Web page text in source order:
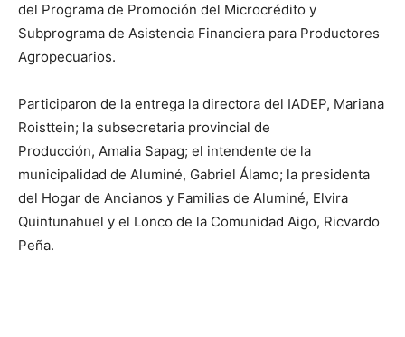
del Programa de Promoción del Microcrédito y
Subprograma de Asistencia Financiera para Productores
Agropecuarios.
Participaron de la entrega la directora del IADEP, Mariana
Roisttein; la subsecretaria provincial de
Producción, Amalia Sapag; el intendente de la
municipalidad de Aluminé, Gabriel Álamo; la presidenta
del Hogar de Ancianos y Familias de Aluminé, Elvira
Quintunahuel y el Lonco de la Comunidad Aigo, Ricvardo
Peña.